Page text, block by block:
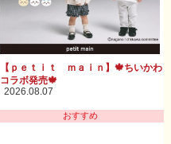
【ｐｅｔｉｔ ｍａｉｎ】🍁ちいかわ
コラボ発売🍁
2026.08.07
おすすめ